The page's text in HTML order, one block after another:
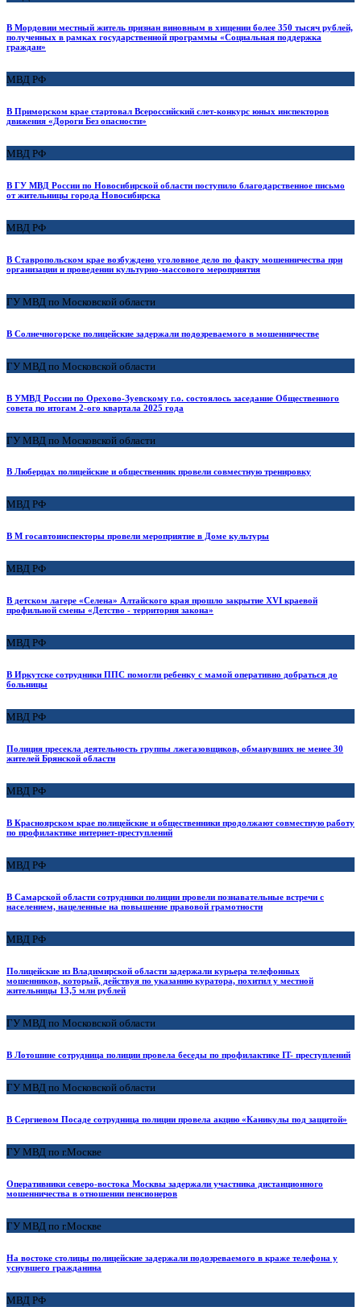
В Мордовии местный житель признан виновным в хищении более 350 тысяч рублей,
полученных в рамках государственной программы «Социальная поддержка
граждан»
МВД РФ
В Приморском крае стартовал Всероссийский слет-конкурс юных инспекторов
движения «Дороги Без опасности»
МВД РФ
В ГУ МВД России по Новосибирской области поступило благодарственное письмо
от жительницы города Новосибирска
МВД РФ
В Ставропольском крае возбуждено уголовное дело по факту мошенничества при
организации и проведении культурно-массового мероприятия
ГУ МВД по Московской области
В Солнечногорске полицейские задержали подозреваемого в мошенничестве
ГУ МВД по Московской области
В УМВД России по Орехово-Зуевскому г.о. состоялось заседание Общественного
совета по итогам 2-ого квартала 2025 года
ГУ МВД по Московской области
В Люберцах полицейские и общественник провели совместную тренировку
МВД РФ
В М госавтоинспекторы провели мероприятие в Доме культуры
МВД РФ
В детском лагере «Селена» Алтайского края прошло закрытие XVI краевой
профильной смены «Детство - территория закона»
МВД РФ
В Иркутске сотрудники ППС помогли ребенку с мамой оперативно добраться до
больницы
МВД РФ
Полиция пресекла деятельность группы лжегазовщиков, обманувших не менее 30
жителей Брянской области
МВД РФ
В Красноярском крае полицейские и общественники продолжают совместную работу
по профилактике интернет-преступлений
МВД РФ
В Самарской области сотрудники полиции провели познавательные встречи с
населением, нацеленные на повышение правовой грамотности
МВД РФ
Полицейские из Владимирской области задержали курьера телефонных
мошенников, который, действуя по указанию куратора, похитил у местной
жительницы 13,5 млн рублей
ГУ МВД по Московской области
В Лотошине сотрудница полиции провела беседы по профилактике IT- преступлений
ГУ МВД по Московской области
В Сергиевом Посаде сотрудница полиции провела акцию «Каникулы под защитой»
ГУ МВД по г.Москве
Оперативники северо-востока Москвы задержали участника дистанционного
мошенничества в отношении пенсионеров
ГУ МВД по г.Москве
На востоке столицы полицейские задержали подозреваемого в краже телефона у
уснувшего гражданина
МВД РФ